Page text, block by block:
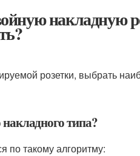
накладную
розетки, выбрать
типа?
по такому алгоритму: